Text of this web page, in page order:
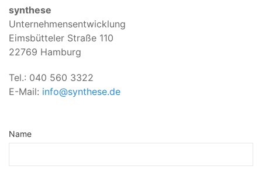
synthese
Unternehmensentwicklung
Eimsbütteler Straße 110
22769 Hamburg
Tel.: 040 560 3322
E-Mail: info@synthese.de
Name